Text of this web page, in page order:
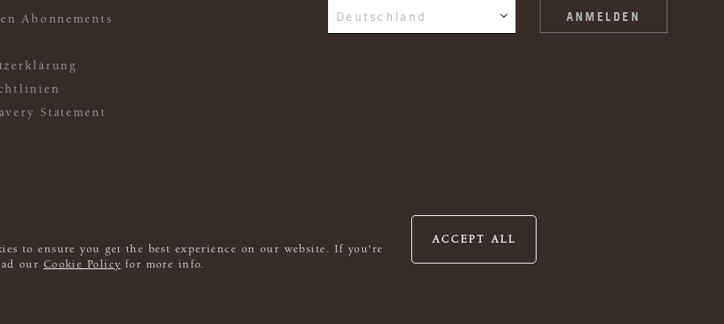
to ensure you get the best experience on our website. If you're
our Cookie Policy for more info.
ACCEPT ALL
Abonnements
Statement
Deutschland